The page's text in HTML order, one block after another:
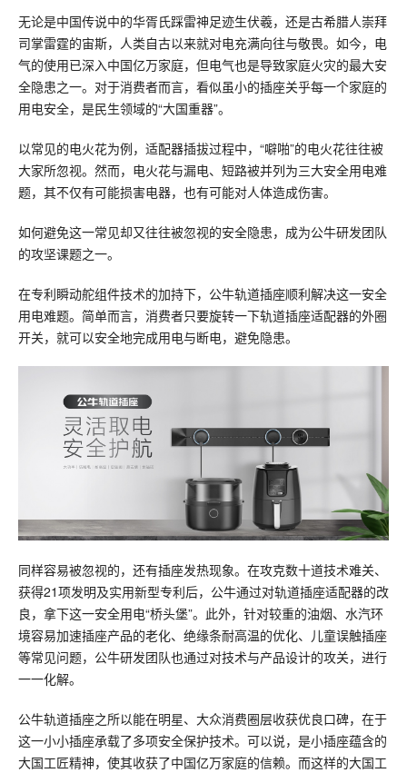
无论是中国传说中的华胥氏踩雷神足迹生伏羲，还是古希腊人崇拜
司掌雷霆的宙斯，人类自古以来就对电充满向往与敬畏。如今，电
气的使用已深入中国亿万家庭，但电气也是导致家庭火灾的最大安
全隐患之一。对于消费者而言，看似虽小的插座关乎每一个家庭的
用电安全，是民生领域的“大国重器”。
以常见的电火花为例，适配器插拔过程中，“噼啪”的电火花往往被
大家所忽视。然而，电火花与漏电、短路被并列为三大安全用电难
题，其不仅有可能损害电器，也有可能对人体造成伤害。
如何避免这一常见却又往往被忽视的安全隐患，成为公牛研发团队
的攻坚课题之一。
在专利瞬动舵组件技术的加持下，公牛轨道插座顺利解决这一安全
用电难题。简单而言，消费者只要旋转一下轨道插座适配器的外圈
开关，就可以安全地完成用电与断电，避免隐患。
同样容易被忽视的，还有插座发热现象。在攻克数十道技术难关、
获得21项发明及实用新型专利后，公牛通过对轨道插座适配器的改
良，拿下这一安全用电“桥头堡”。此外，针对较重的油烟、水汽环
境容易加速插座产品的老化、绝缘条耐高温的优化、儿童误触插座
等常见问题，公牛研发团队也通过对技术与产品设计的攻关，进行
一一化解。
公牛轨道插座之所以能在明星、大众消费圈层收获优良口碑，在于
这一小小插座承载了多项安全保护技术。可以说，是小插座蕴含的
大国工匠精神，使其收获了中国亿万家庭的信赖。而这样的大国工